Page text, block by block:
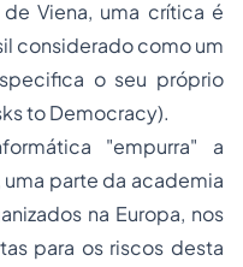
Viena, uma crítica é
considerado como um
o seu próprio
to Democracy).
"empurra" a
parte da academia
na Europa, nos
para os riscos desta